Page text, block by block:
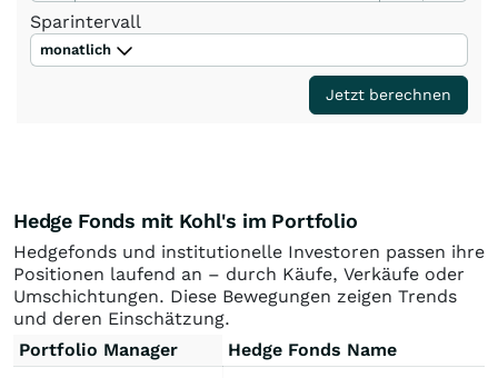
Sparintervall
monatlich
Jetzt berechnen
Hedge Fonds mit Kohl's im Portfolio
Hedgefonds und institutionelle Investoren passen ihre
Positionen laufend an – durch Käufe, Verkäufe oder
Umschichtungen. Diese Bewegungen zeigen Trends
und deren Einschätzung.
Portfolio Manager
Hedge Fonds Name